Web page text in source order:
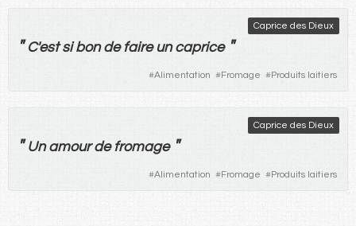
Caprice des Dieux
"C'est si bon de faire un caprice "
#Alimentation #Fromage #Produits laitiers
Caprice des Dieux
" Un amour de fromage "
#Alimentation #Fromage #Produits laitiers